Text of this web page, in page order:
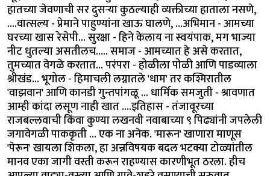
हातच्या जेवणाची सर दुसऱ्या कुठल्याही व्यक्तीच्या हाताला नसणे,
….वात्सल्य - प्रेमाने पाहुण्यांना खाऊ घालणे, …अभिमान - आमच्या
घरच्या खास रेसेपी... सुरक्षा - हिने केलाय ना स्वयंपाक, मग भाज्या
नीट धुतल्या असतीलच….. समाज - आमच्यात हे असे करतात,
तुमच्यात वेगळे करतात... परंपरा - होळीला पोळी आणि पाडव्याला
श्रीखंड... भूगोल - हिमाचली लग्नातले 'धाम' तर कश्मिरातील
'वाझवान' आणि कानडी गुन्तपांगळू ... धार्मिक समजुती - श्रावणात
आम्ही कांदा लसूण नाही खात ....इतिहास - तंजावूरच्या
राजबल्लवाची किंवा कुण्या लखनवी नवाबाच्या ९ पिढ्यांनी जपलेली
जगावेगळी पाककृती … एक ना अनेक. 'मारून' खाणारा माणूस
'पेरून' खायला शिकला, हा अन्नविषयक बदल भटक्या टोळ्यांतील
मानव एका जागी वस्ती करून राहण्यास कारणीभूत ठरला. हीच